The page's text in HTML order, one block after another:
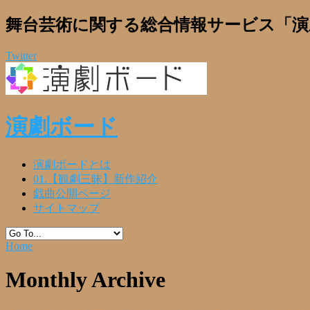
舞台芸術に関する総合情報サービス「演
Twitter
演劇ボード
演劇ボードとは
01.【観劇三昧】新作紹介
戯曲公開ページ
サイトマップ
Home
Monthly Archive